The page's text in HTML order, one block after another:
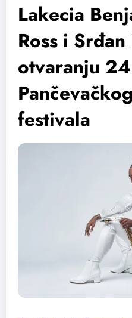
Lakecia
Ross i
otvaranju
festivala